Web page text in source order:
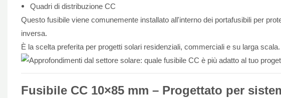
Quadri di distribuzione CC
Questo fusibile viene comunemente installato all'interno dei portafusibili per
inversa.
È la scelta preferita per progetti solari residenziali, commerciali e su larga scala.
Fusibile CC 10×85 mm – Progettato per